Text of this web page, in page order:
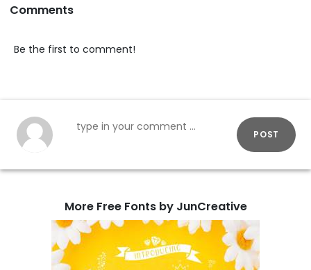
Comments
Be the first to comment!
POST
More Free Fonts by JunCreative